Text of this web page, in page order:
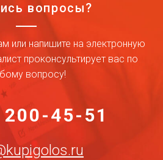
вопросы?
или напишите на электронную
проконсультирует вас по
вопросу!
45-51